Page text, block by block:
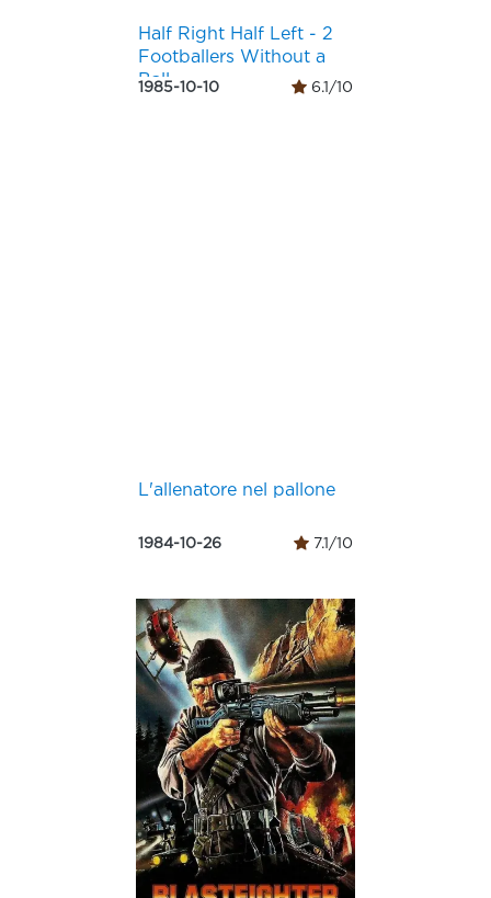
Half Right Half Left - 2
Footballers Without a
Ball
1985-10-10 6.1/10
L'allenatore nel pallone
1984-10-26 7.1/10